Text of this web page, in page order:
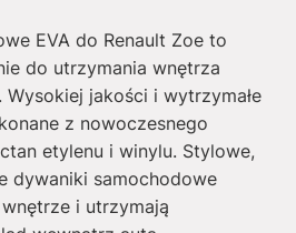
EVA do Renault Zoe to
do utrzymania wnętrza
jakości i wytrzymałe
z nowoczesnego
etylenu i winylu. Stylowe,
dywaniki samochodowe
i utrzymają